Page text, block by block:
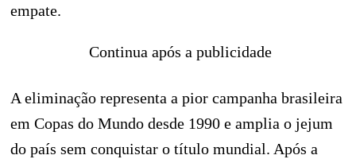
empate.
Continua após a publicidade
A eliminação representa a pior campanha brasileira
em Copas do Mundo desde 1990 e amplia o jejum
do país sem conquistar o título mundial. Após a